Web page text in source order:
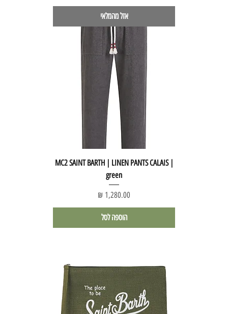
אזל מהמלאי
MC2 SAINT BARTH | LINEN PANTS CALAIS |
green
מחיר
הוספה לסל